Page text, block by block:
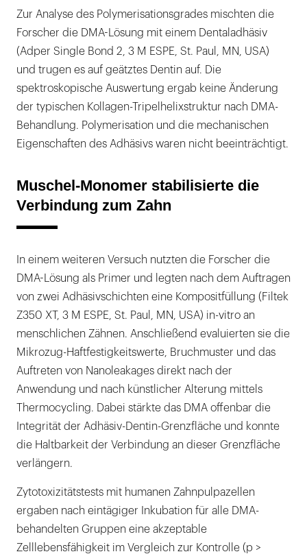
Zur Analyse des Polymerisationsgrades mischten die
Forscher die DMA-Lösung mit einem Dentaladhäsiv
(Adper Single Bond 2, 3 M ESPE, St. Paul, MN, USA)
und trugen es auf geätztes Dentin auf. Die
spektroskopische Auswertung ergab keine Änderung
der typischen Kollagen-Tripelhelixstruktur nach DMA-
Behandlung. Polymerisation und die mechanischen
Eigenschaften des Adhäsivs waren nicht beeinträchtigt.
Muschel-Monomer stabilisierte die
Verbindung zum Zahn
In einem weiteren Versuch nutzten die Forscher die
DMA-Lösung als Primer und legten nach dem Auftragen
von zwei Adhäsivschichten eine Kompositfüllung (Filtek
Z350 XT, 3 M ESPE, St. Paul, MN, USA) in-vitro an
menschlichen Zähnen. Anschließend evaluierten sie die
Mikrozug-Haftfestigkeitswerte, Bruchmuster und das
Auftreten von Nanoleakages direkt nach der
Anwendung und nach künstlicher Alterung mittels
Thermocycling. Dabei stärkte das DMA offenbar die
Integrität der Adhäsiv-Dentin-Grenzfläche und konnte
die Haltbarkeit der Verbindung an dieser Grenzfläche
verlängern.
Zytotoxizitätstests mit humanen Zahnpulpazellen
ergaben nach eintägiger Inkubation für alle DMA-
behandelten Gruppen eine akzeptable
Zelllebensfähigkeit im Vergleich zur Kontrolle (p >